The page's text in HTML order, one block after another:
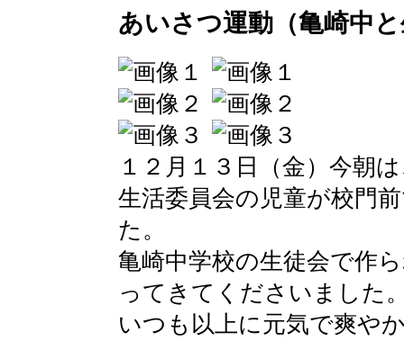
あいさつ運動（亀崎中
１２月１３日（金）今朝
生活委員会の児童が校門
た。
亀崎中学校の生徒会で作
ってきてくださいました
いつも以上に元気で爽や